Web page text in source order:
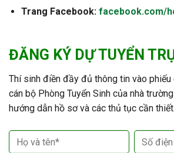
Trang Facebook: facebook.com/
ĐĂNG KÝ DỰ TUYỂN
Thí sinh điền đầy đủ thông tin vào
cán bộ Phòng Tuyển Sinh của nhà
hướng dẫn hồ sơ và các thủ tục cần thiết.